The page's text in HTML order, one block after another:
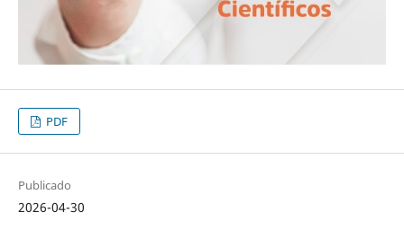
PDF
Publicado
2026-04-30